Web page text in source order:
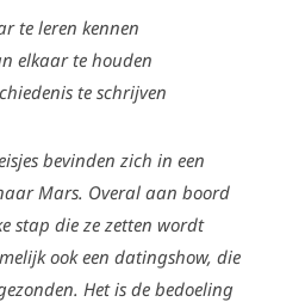
te leren kennen
elkaar te houden
te schrijven
bevinden zich in een
Mars. Overal aan boord
stap die ze zetten wordt
ook een datingshow, die
Het is de bedoeling